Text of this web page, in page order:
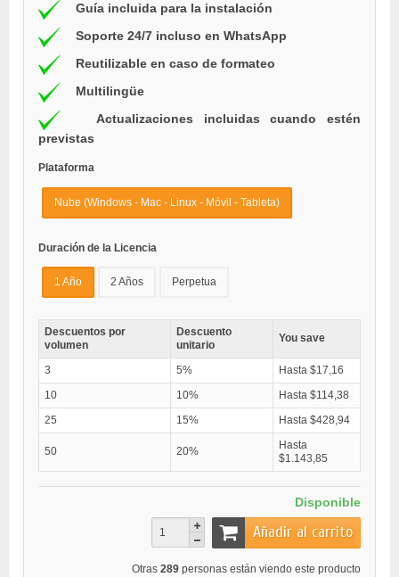
Guía incluida para la instalación
Soporte 24/7 incluso en WhatsApp
Reutilizable en caso de formateo
Multilingüe
Actualizaciones incluidas cuando estén
previstas
Plataforma
Nube (Windows - Mac - Linux - Móvil - Tableta)
Duración de la Licencia
1 Año 2 Años Perpetua
Descuentos por
volumen
Descuento
unitario
You save
3 5%
Hasta $17,16
10
10%
Hasta $114,38
25
15% Hasta $428,94
50 20%
Hasta
$1.143,85
Disponible
Añadir al carrito
Otras 289 personas están viendo este producto